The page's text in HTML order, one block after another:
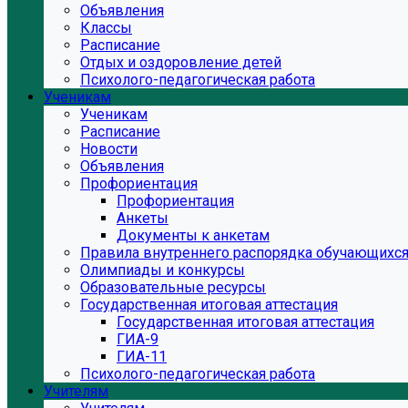
Объявления
Классы
Расписание
Отдых и оздоровление детей
Психолого-педагогическая работа
Ученикам
Ученикам
Расписание
Новости
Объявления
Профориентация
Профориентация
Анкеты
Документы к анкетам
Правила внутреннего распорядка обучающихся
Олимпиады и конкурсы
Образовательные ресурсы
Государственная итоговая аттестация
Государственная итоговая аттестация
ГИА-9
ГИА-11
Психолого-педагогическая работа
Учителям